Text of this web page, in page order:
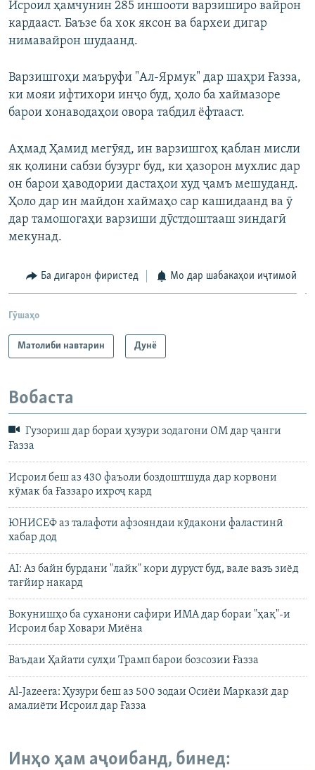
Исроил ҳамчунин 285 иншооти варзиширо вайрон
кардааст. Баъзе ба хок яксон ва бархеи дигар
нимавайрон шудаанд.
Варзишгоҳи маъруфи "Ал-Ярмук" дар шаҳри Ғазза,
ки мояи ифтихори инҷо буд, ҳоло ба хаймазоре
барои хонаводаҳои овора табдил ёфтааст.
Аҳмад Ҳамид мегӯяд, ин варзишгоҳ қаблан мисли
як қолини сабзи бузург буд, ки ҳазорон мухлис дар
он барои ҳаводории дастаҳои худ ҷамъ мешуданд.
Ҳоло дар ин майдон хаймаҳо сар кашидаанд ва ӯ
дар тамошогаҳи варзиши дӯстдоштааш зиндагӣ
мекунад.
Ба дигарон фиристед Мо дар шабакаҳои иҷтимоӣ
Гӯшаҳо
Матолиби навтарин Дунё
Вобаста
Гузориш дар бораи ҳузури зодагони ОМ дар ҷанги
Ғазза
Исроил беш аз 430 фаъоли боздоштшуда дар корвони
кӯмак ба Ғаззаро ихроҷ кард
ЮНИСЕФ аз талафоти афзояндаи кӯдакони фаластинӣ
хабар дод
AI: Аз байн бурдани "лайк" кори дуруст буд, вале вазъ зиёд
тағйир накард
Вокунишҳо ба суханони сафири ИМА дар бораи "ҳақ"-и
Исроил бар Ховари Миёна
Ваъдаи Ҳайати сулҳи Трамп барои бозсозии Ғазза
Al-Jazeera: Ҳузури беш аз 500 зодаи Осиёи Марказӣ дар
амалиёти Исроил дар Ғазза
Инҳо ҳам аҷоибанд, бинед: